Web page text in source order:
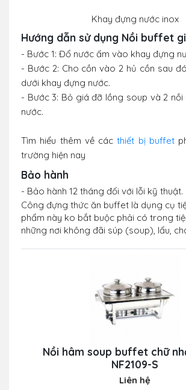
Khay đựng nước inox
Hướng dẫn sử dụng Nồi buffet
- Bước 1: Đổ nước ấm vào khay đựng
- Bước 2: Cho cồn vào 2 hủ cồn sau
dưới khay đựng nước.
- Bước 3: Bỏ giá đỡ lồng soup và 2
nước.
Tìm hiểu thêm về cácthiết bị buffet
trường hiện nay
Bảo hành
- Bảo hành 12 tháng đối với lỗi kỹ thuật.
Công đựng thức ăn buffet là dụng cụ
phẩm này ko bắt buộc phải có trong
những nơi không đãi súp (soup), lẩu,
Nồi hâm soup buffet chữ
NF2109-S
Liên hệ